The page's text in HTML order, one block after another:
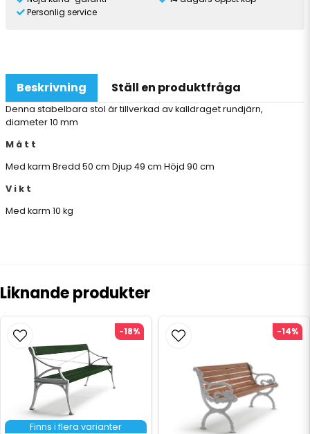
Personlig service
Beskrivning Ställ en produktfråga
Denna stabelbara stol är tillverkad av kalldraget rundjärn,
diameter 10 mm
M å t t
Med karm Bredd 50 cm Djup 49 cm Höjd 90 cm
V i k t
Med karm 10 kg
Liknande produkter
Finns i flera varianter
-18% -14%